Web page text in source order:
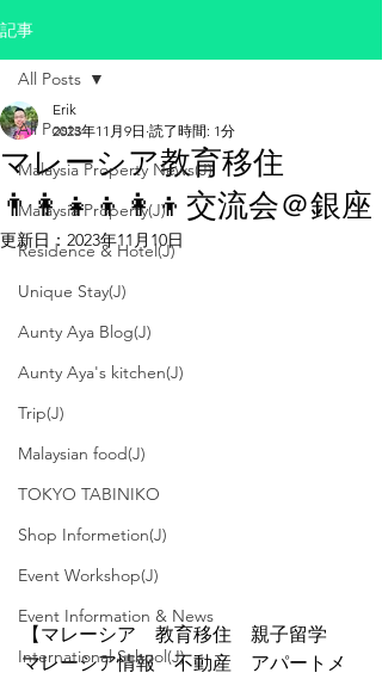
記事
All Posts
Malaysia Property News(J)
Malaysia Property(J)
Residence & Hotel(J)
Unique Stay(J)
Aunty Aya Blog(J)
Aunty Aya's kitchen(J)
Trip(J)
Malaysian food(J)
TOKYO TABINIKO
Shop Informetion(J)
Event Workshop(J)
Event Information & News
International School(J)
All Posts
マレーシア教育移住
👨‍👩‍👧‍👦👩‍👦交流会＠銀座
Erik
2023年11月9日 読了時間: 1分
更新日： 2023年11月10日
【マレーシア　教育移住　親子留学
マレーシア情報　不動産　アパートメ